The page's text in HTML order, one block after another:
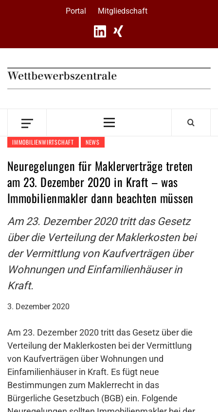
Portal Mitgliedschaft
Primary
IMMOBILIENWIRTSCHAFT NEWS
Neuregelungen für Maklerverträge treten
am 23. Dezember 2020 in Kraft – was
Immobilienmakler dann beachten müssen
Am 23. Dezember 2020 tritt das Gesetz
über die Verteilung der Maklerkosten bei
der Vermittlung von Kaufverträgen über
Wohnungen und Einfamilienhäuser in
Kraft.
3. Dezember 2020
Am 23. Dezember 2020 tritt das Gesetz über die
Verteilung der Maklerkosten bei der Vermittlung
von Kaufverträgen über Wohnungen und
Einfamilienhäuser in Kraft. Es fügt neue
Bestimmungen zum Maklerrecht in das
Bürgerliche Gesetzbuch (BGB) ein. Folgende